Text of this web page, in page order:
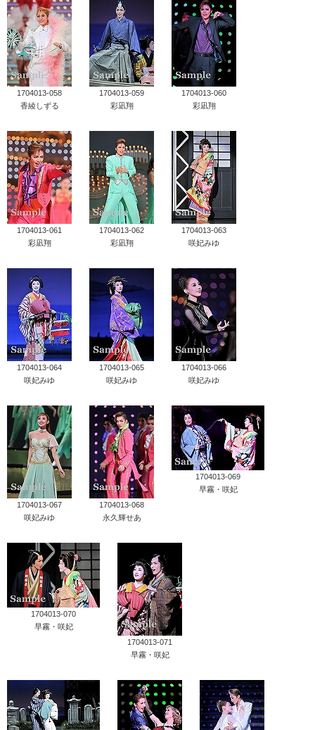
1704013-058
香綾しずる
1704013-059
彩凪翔
1704013-060
彩凪翔
1704013-061
彩凪翔
1704013-062
彩凪翔
1704013-063
咲妃みゆ
1704013-064
咲妃みゆ
1704013-065
咲妃みゆ
1704013-066
咲妃みゆ
1704013-067
咲妃みゆ
1704013-068
永久輝せあ
1704013-069
早霧・咲妃
1704013-070
早霧・咲妃
1704013-071
早霧・咲妃